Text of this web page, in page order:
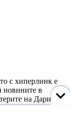
с хиперлинк е
новините в
на Дарик
Дарик